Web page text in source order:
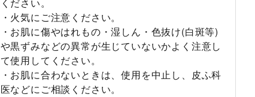
ください。
・火気にご注意ください。
・お肌に傷やはれもの・湿しん・色抜け(白斑等)
や黒ずみなどの異常が生じていないかよく注意し
て使用してください。
・お肌に合わないときは、使用を中止し、皮ふ科
医などにご相談ください。